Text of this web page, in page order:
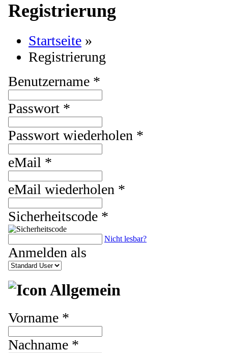
Registrierung
Startseite »
Registrierung
Benutzername *
Passwort *
Passwort wiederholen *
eMail *
eMail wiederholen *
Sicherheitscode *
Nicht lesbar?
Anmelden als
Allgemein
Vorname *
Nachname *